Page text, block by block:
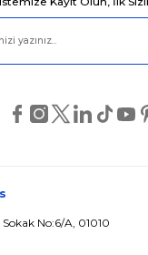
bozuk veya
eksik bilgiler bulunuyor.
farklı alternatifler olmalı.
No:6/A, 01010